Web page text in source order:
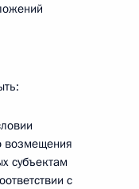
возмещения
субъектам
с